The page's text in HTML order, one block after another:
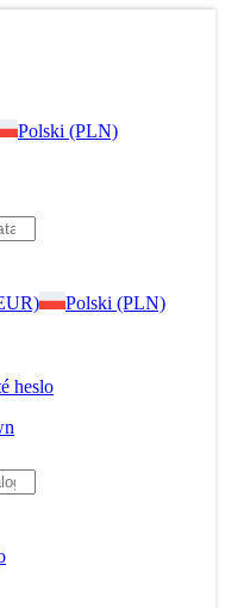
Polski (PLN)
Polski (PLN)
heslo